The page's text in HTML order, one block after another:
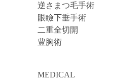
逆さまつ毛手術
眼瞼下垂手術
二重全切開
豊胸術
MEDICAL